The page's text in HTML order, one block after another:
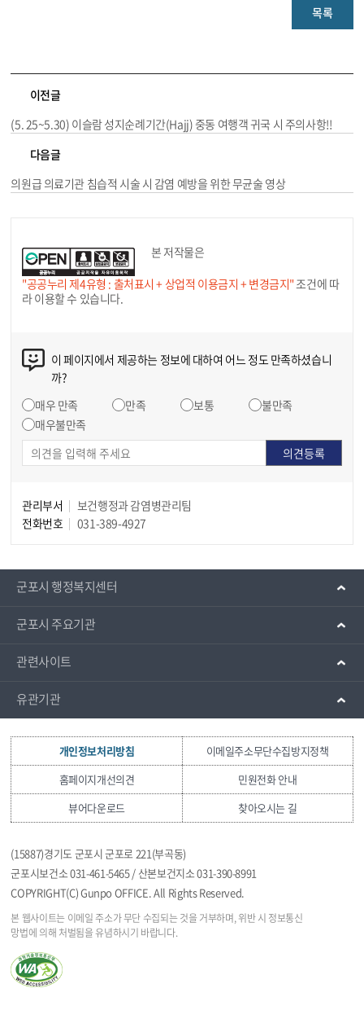
목록
이전글
(5. 25~5.30) 이슬람 성지순례기간(Hajj) 중동 여행객 귀국 시 주의사항!!
다음글
의원급 의료기관 침습적 시술 시 감염 예방을 위한 무균술 영상
본 저작물은
"공공누리 제4유형 : 출처표시 + 상업적 이용금지 + 변경금지"조건에 따
라 이용할 수 있습니다.
이 페이지에서 제공하는 정보에 대하여 어느 정도 만족하셨습니
까?
매우 만족
만족 보통
불만족
매우불만족
관리부서
보건행정과 감염병관리팀
전화번호
031-389-4927
군포시 행정복지센터
군포시 주요기관
관련사이트
유관기관
개인정보처리방침
이메일주소무단수집방지정책
홈페이지개선의견
민원전화 안내
뷰어다운로드
찾아오시는 길
(15887)경기도 군포시 군포로 221(부곡동)
군포시보건소 031-461-5465 / 산본보건지소 031-390-8991
COPYRIGHT(C) Gunpo OFFICE. All Rights Reserved.
본 웹사이트는 이메일 주소가 무단 수집되는 것을거부하며, 위반 시 정보통신
망법에 의해 처벌됨을유념하시기 바랍니다.